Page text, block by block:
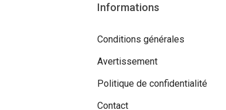
Informations
Conditions générales
Avertissement
Politique de confidentialité
Contact